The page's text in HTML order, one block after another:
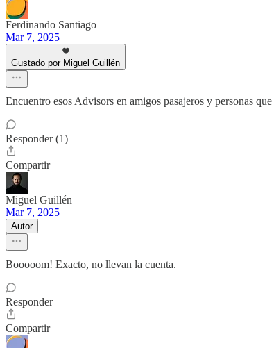
Ferdinando Santiago
Mar 7, 2025
Gustado por Miguel Guillén
Encuentro esos Advisors en amigos pasajeros y personas
Responder (1)
Compartir
Miguel Guillén
Mar 7, 2025
Autor
Booooom! Exacto, no llevan la cuenta.
Responder
Compartir